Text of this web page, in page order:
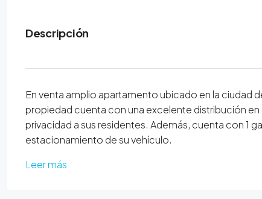
Descripción
En venta amplio apartamento ubicado en la ciudad
propiedad cuenta con una excelente distribución
privacidad a sus residentes. Además, cuenta con 1
estacionamiento de su vehículo.
Leer más